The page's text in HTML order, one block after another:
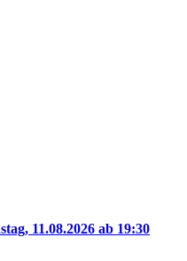
11.08.2026 ab 19:30